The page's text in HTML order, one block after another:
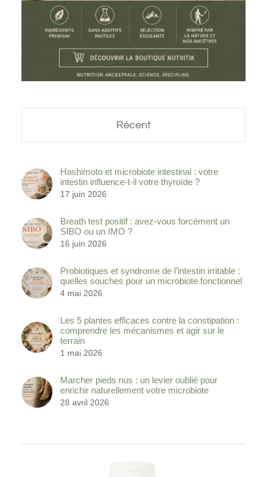
Récent
Hashimoto et microbiote intestinal : votre
intestin influence-t-il votre thyroïde ?
17 juin 2026
Breath test positif : avez-vous forcément un
SIBO ou un IMO ?
16 juin 2026
Probiotiques et syndrome de l’intestin irritable :
quelles souches pour un microbiote fonctionnel
4 mai 2026
Les 5 plantes efficaces contre la constipation :
comprendre les mécanismes et agir sur le
terrain
1 mai 2026
Marcher pieds nus : un levier oublié pour
enrichir naturellement votre microbiote
28 avril 2026